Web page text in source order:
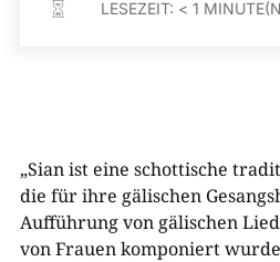
 LESEZEIT: < 1
„Sian ist eine schottische
die für ihre gälischen
Aufführung von gälischen
von Frauen komponiert